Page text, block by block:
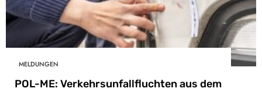
MELDUNGEN
POL-ME: Verkehrsunfallfluchten aus dem